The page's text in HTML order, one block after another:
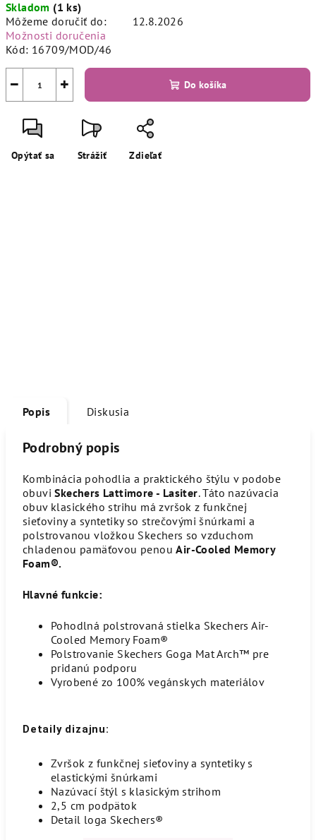
cena:
Skladom (1 ks)
Môžeme doručiť do:
12.8.2026
Možnosti doručenia
Kód: 16709/MOD/46
+
− Do košíka
Opýtať sa Strážiť Zdieľať
Popis Diskusia
Podrobný popis
Kombinácia pohodlia a praktického štýlu v podobe
obuviSkechers Lattimore - Lasiter. Táto nazúvacia
obuv klasického strihu má zvršok z funkčnej
sieťoviny a syntetiky so strečovými šnúrkami a
polstrovanou vložkou Skechers so vzduchom
chladenou pamäťovou penouAir-Cooled Memory
Foam®.
Hlavné funkcie:
Pohodlná polstrovaná stielka Skechers Air-
Cooled Memory Foam®
Polstrovanie Skechers Goga Mat Arch™ pre
pridanú podporu
Vyrobené zo 100% vegánskych materiálov
Detaily dizajnu:
Zvršok z funkčnej sieťoviny a syntetiky s
elastickými šnúrkami
Nazúvací štýl s klasickým strihom
2,5 cm podpätok
Detail loga Skechers®